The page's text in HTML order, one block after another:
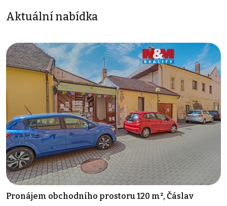
Aktuální nabídka
Pronájem obchodního prostoru 120 m², Čáslav